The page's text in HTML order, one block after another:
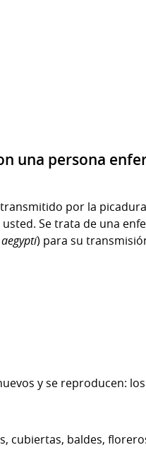
una persona
por la
Se trata de una
) para su
y se reproducen:
cubiertas, baldes,